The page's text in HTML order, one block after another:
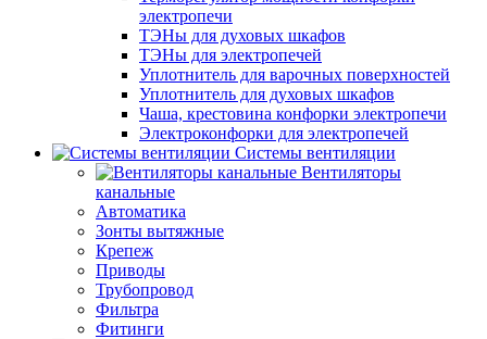
электропечи
ТЭНы для духовых шкафов
ТЭНы для электропечей
Уплотнитель для варочных поверхностей
Уплотнитель для духовых шкафов
Чаша, крестовина конфорки электропечи
Электроконфорки для электропечей
Системы вентиляции
Вентиляторы
канальные
Автоматика
Зонты вытяжные
Крепеж
Приводы
Трубопровод
Фильтра
Фитинги